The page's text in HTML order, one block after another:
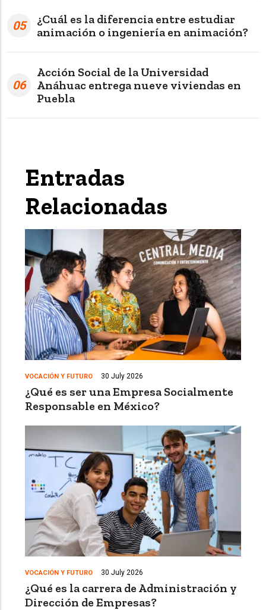
05
¿Cuál es la diferencia entre estudiar
animación o ingeniería en animación?
06
Acción Social de la Universidad
Anáhuac entrega nueve viviendas en
Puebla
Entradas
Relacionadas
VOCACIÓN Y FUTURO 30 July 2026
¿Qué es ser una Empresa Socialmente
Responsable en México?
VOCACIÓN Y FUTURO 30 July 2026
¿Qué es la carrera de Administración y
Dirección de Empresas?